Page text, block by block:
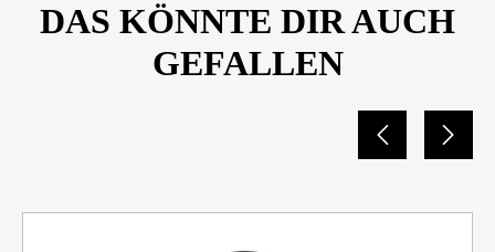
DAS KÖNNTE DIR AUCH
GEFALLEN